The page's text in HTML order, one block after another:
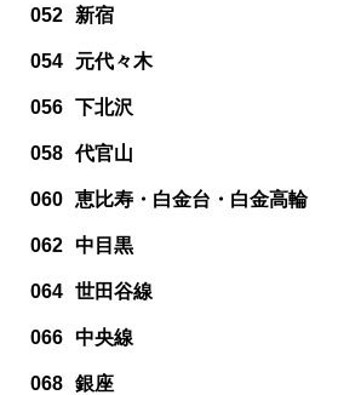
052 新宿
054 元代々木
056 下北沢
058 代官山
060 恵比寿・白金台・白金高輪
062 中目黒
064 世田谷線
066 中央線
068 銀座